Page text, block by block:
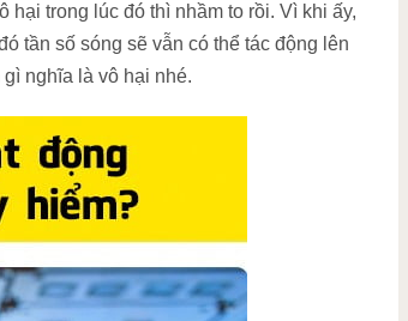
hại trong lúc đó thì nhầm to rồi. Vì khi ấy,
tần số sóng sẽ vẫn có thể tác động lên
nghĩa là vô hại nhé.